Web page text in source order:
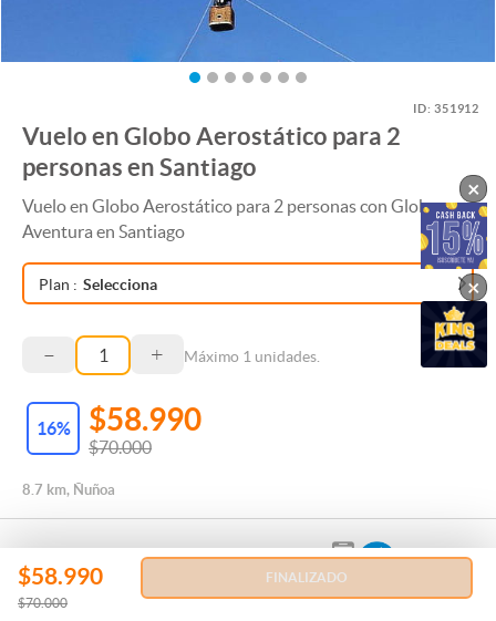
ID:351912
Vuelo en Globo Aerostático para 2
personas en Santiago
Vuelo en Globo Aerostático para 2 personas con Globo
Aventura en Santiago
Plan : Selecciona
– + Máximo 1 unidades.
16% $58.990
$70.000
8.7 km, Ñuñoa
$58.990
$70.000
FINALIZADO
×
×